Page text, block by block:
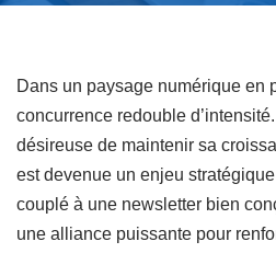
Dans un paysage numérique en
concurrence redouble
désireuse de maintenir sa
est devenue un enjeu
couplé à une newsletter bien
une alliance puissante pour